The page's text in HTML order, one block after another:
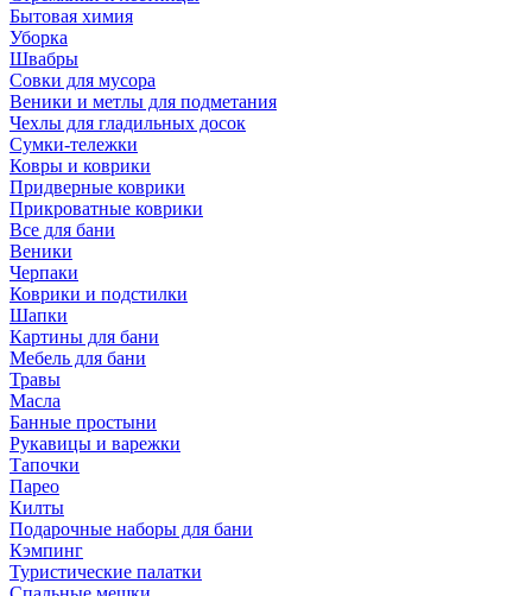
Бытовая химия
Уборка
Швабры
Совки для мусора
Веники и метлы для подметания
Чехлы для гладильных досок
Сумки-тележки
Ковры и коврики
Придверные коврики
Прикроватные коврики
Все для бани
Веники
Черпаки
Коврики и подстилки
Шапки
Картины для бани
Мебель для бани
Травы
Масла
Банные простыни
Рукавицы и варежки
Тапочки
Парео
Килты
Подарочные наборы для бани
Кэмпинг
Туристические палатки